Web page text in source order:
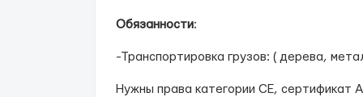
Обязанности:
-Транспортировка грузов: ( дерева,
Нужны права категории СЕ, сертификат